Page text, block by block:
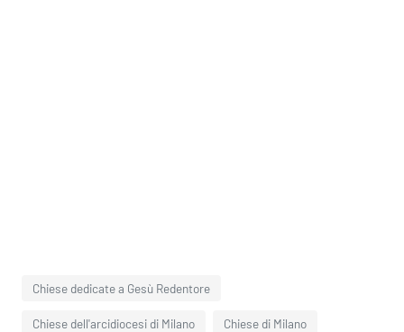
Chiese dedicate a Gesù Redentore
Chiese dell'arcidiocesi di Milano Chiese di Milano